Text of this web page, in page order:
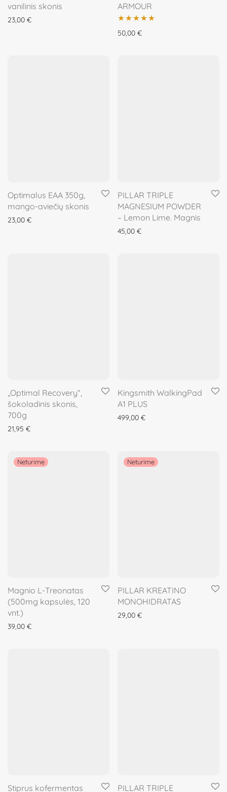
vanilinis skonis
23,00 €
ARMOUR
Įvertinimas:
50,00 €
Optimalus EAA 350g,
mango-aviečių skonis
23,00 €
PILLAR TRIPLE
MAGNESIUM POWDER
– Lemon Lime. Magnis
45,00 €
„Optimal Recovery“,
šokoladinis skonis,
700g
21,95 €
Kingsmith WalkingPad
A1 PLUS
499,00 €
Magnio L-Treonatas
(500mg kapsulės, 120
vnt.)
39,00 €
PILLAR KREATINO
MONOHIDRATAS
29,00 €
Stiprus kofermentas
PILLAR TRIPLE